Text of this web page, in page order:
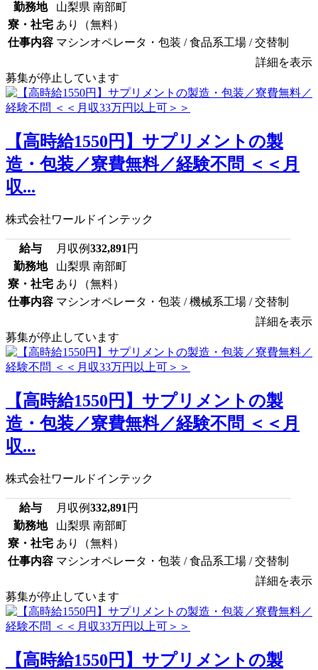
勤務地
山梨県 南部町
寮・社宅 あり（無料）
仕事内容 マシンオペレータ・包装 / 食品系工場 / 交替制
詳細を表示
募集が停止しています
【高時給1550円】サプリメントの製
造・包装／寮費無料／経験不問 ＜＜月
収...
株式会社ワールドインテック
給与 月収例332,891 円
勤務地
山梨県 南部町
寮・社宅 あり（無料）
仕事内容 マシンオペレータ・包装 / 機械系工場 / 交替制
詳細を表示
募集が停止しています
【高時給1550円】サプリメントの製
造・包装／寮費無料／経験不問 ＜＜月
収...
株式会社ワールドインテック
給与 月収例332,891 円
勤務地
山梨県 南部町
寮・社宅 あり（無料）
仕事内容 マシンオペレータ・包装 / 食品系工場 / 交替制
詳細を表示
募集が停止しています
【高時給1550円】サプリメントの製